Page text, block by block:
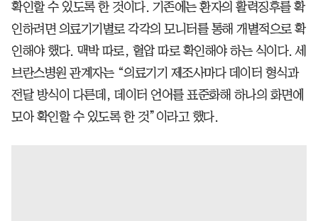
확인할 수 있도록 한 것이다. 기존에는 환자의 활력징후를 확
인하려면 의료기기별로 각각의 모니터를 통해 개별적으로 확
인해야 했다. 맥박 따로, 혈압 따로 확인해야 하는 식이다. 세
브란스병원 관계자는 “의료기기 제조사마다 데이터 형식과
전달 방식이 다른데, 데이터 언어를 표준화해 하나의 화면에
모아 확인할 수 있도록 한 것”이라고 했다.